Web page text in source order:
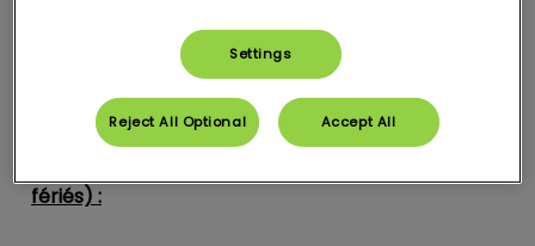
Appelez avant votre arrivée pour
que notre équipe prépare votre accueil et puisse
vous donner les premiers conseils.
fériés) :
Settings
Reject All Optional Accept All